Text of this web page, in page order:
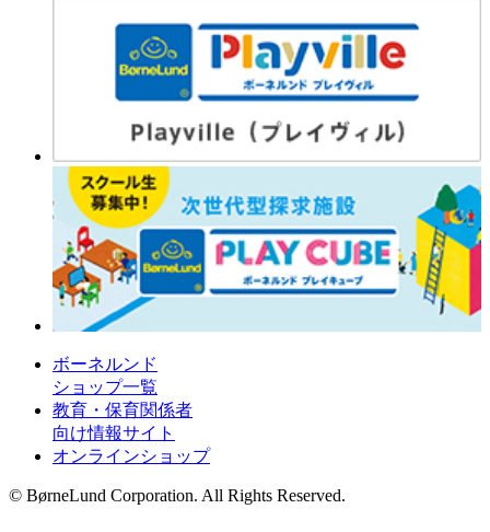
ボーネルンド
ショップ一覧
教育・保育関係者
向け情報サイト
オンラインショップ
© BørneLund Corporation. All Rights Reserved.